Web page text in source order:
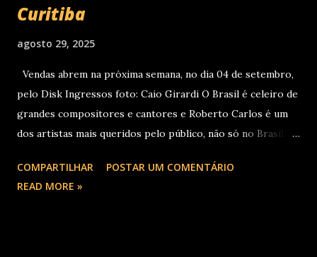
Curitiba
agosto 29, 2025
Vendas abrem na próxima semana, no dia 04 de setembro,
pelo Disk Ingressos foto: Caio Girardi O Brasil é celeiro de
grandes compositores e cantores e Roberto Carlos é um
dos artistas mais queridos pelo público, não só no Brasil
lançados em seu país tem sua carreira pautada em
lançamentos simultâneos em português e espanhol desde a
COMPARTILHAR
POSTAR UM COMENTÁRIO
READ MORE »